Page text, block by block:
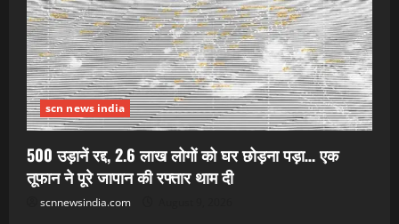
scn news india
500 उड़ानें रद्द, 2.6 लाख लोगों को घर छोड़ना पड़ा… एक
तूफान ने पूरे जापान की रफ्तार थाम दी
scnnewsindia.com